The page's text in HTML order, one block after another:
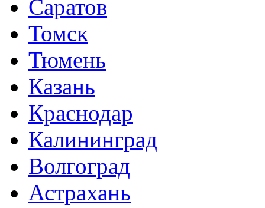
Саратов
Томск
Тюмень
Казань
Краснодар
Калининград
Волгоград
Астрахань